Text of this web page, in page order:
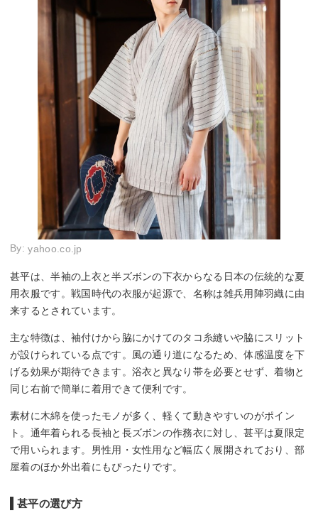
By:yahoo.co.jp
甚平は、半袖の上衣と半ズボンの下衣からなる日本の伝統的な夏
用衣服です。戦国時代の衣服が起源で、名称は雑兵用陣羽織に由
来するとされています。
主な特徴は、袖付けから脇にかけてのタコ糸縫いや脇にスリット
が設けられている点です。風の通り道になるため、体感温度を下
げる効果が期待できます。浴衣と異なり帯を必要とせず、着物と
同じ右前で簡単に着用できて便利です。
素材に木綿を使ったモノが多く、軽くて動きやすいのがポイン
ト。通年着られる長袖と長ズボンの作務衣に対し、甚平は夏限定
で用いられます。男性用・女性用など幅広く展開されており、部
屋着のほか外出着にもぴったりです。
甚平の選び方